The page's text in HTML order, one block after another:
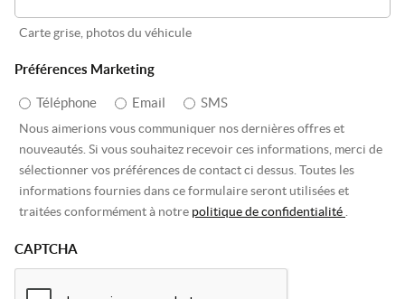
Carte grise, photos du véhicule
Préférences Marketing
Téléphone Email SMS
Nous aimerions vous communiquer nos dernières offres et
nouveautés. Si vous souhaitez recevoir ces informations, merci de
sélectionner vos préférences de contact ci dessus. Toutes les
informations fournies dans ce formulaire seront utilisées et
traitées conformément à notre politique de confidentialité
CAPTCHA